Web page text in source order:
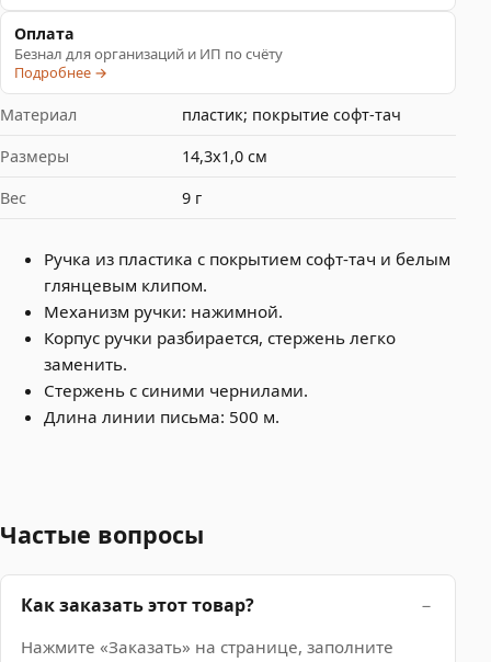
Оплата
Безнал для организаций и ИП по счёту
Подробнее →
Материал
пластик; покрытие софт-тач
Размеры
14,3x1,0 см
Вес
9 г
Ручка из пластика с покрытием софт-тач и белым
глянцевым клипом.
Механизм ручки: нажимной.
Корпус ручки разбирается, стержень легко
заменить.
Стержень с синими чернилами.
Длина линии письма: 500 м.
Частые вопросы
Как заказать этот товар?
Нажмите «Заказать» на странице, заполните